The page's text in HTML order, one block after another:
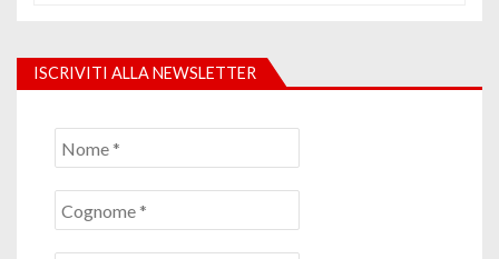
ISCRIVITI ALLA NEWSLETTER